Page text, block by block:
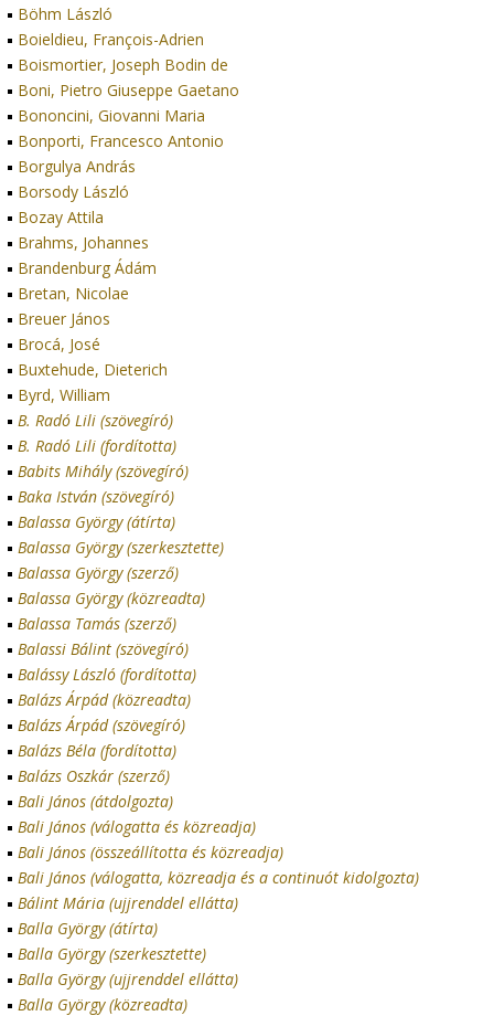
Böhm László
Boieldieu, François-Adrien
Boismortier, Joseph Bodin de
Boni, Pietro Giuseppe Gaetano
Bononcini, Giovanni Maria
Bonporti, Francesco Antonio
Borgulya András
Borsody László
Bozay Attila
Brahms, Johannes
Brandenburg Ádám
Bretan, Nicolae
Breuer János
Brocá, José
Buxtehude, Dieterich
Byrd, William
B. Radó Lili (szövegíró)
B. Radó Lili (fordította)
Babits Mihály (szövegíró)
Baka István (szövegíró)
Balassa György (átírta)
Balassa György (szerkesztette)
Balassa György (szerző)
Balassa György (közreadta)
Balassa Tamás (szerző)
Balassi Bálint (szövegíró)
Balássy László (fordította)
Balázs Árpád (közreadta)
Balázs Árpád (szövegíró)
Balázs Béla (fordította)
Balázs Oszkár (szerző)
Bali János (átdolgozta)
Bali János (válogatta és közreadja)
Bali János (összeállította és közreadja)
Bali János (válogatta, közreadja és a continuót kidolgozta)
Bálint Mária (ujjrenddel ellátta)
Balla György (átírta)
Balla György (szerkesztette)
Balla György (ujjrenddel ellátta)
Balla György (közreadta)